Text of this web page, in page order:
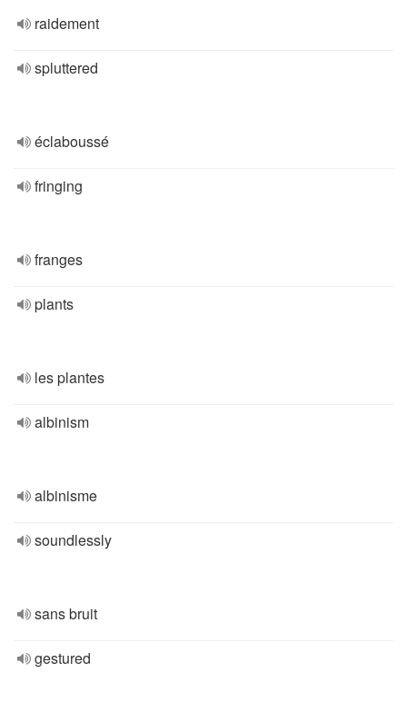
raidement
spluttered
éclaboussé
fringing
franges
plants
les plantes
albinism
albinisme
soundlessly
sans bruit
gestured